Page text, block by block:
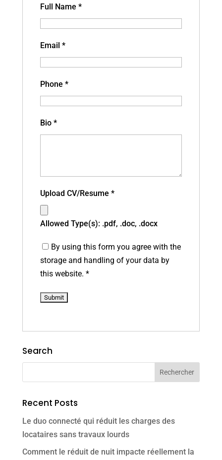
Full Name *
Email *
Phone *
Bio *
Upload CV/Resume *
Allowed Type(s): .pdf, .doc, .docx
By using this form you agree with the
storage and handling of your data by
this website. *
Search
Recent Posts
Le duo connecté qui réduit les charges des
locataires sans travaux lourds
Comment le réduit de nuit impacte réellement la